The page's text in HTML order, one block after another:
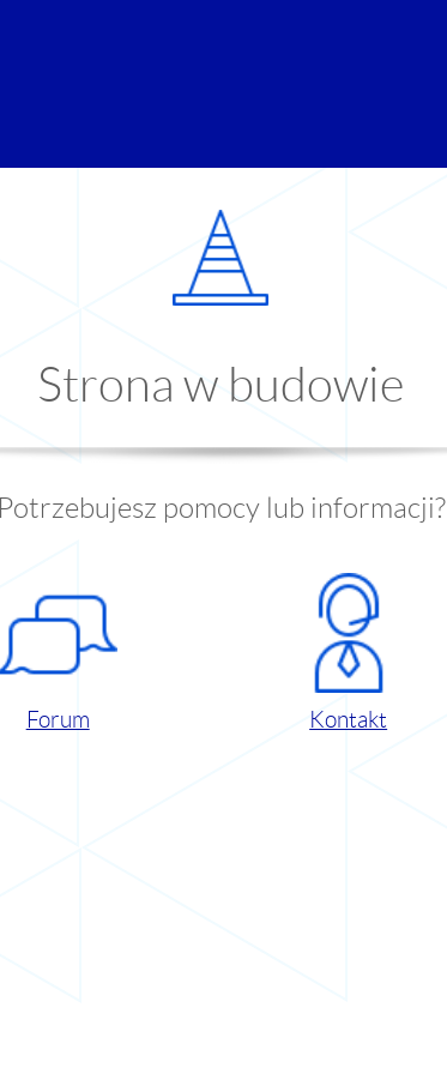
Strona w budowie
Potrzebujesz pomocy lub informacji?
Forum Kontakt